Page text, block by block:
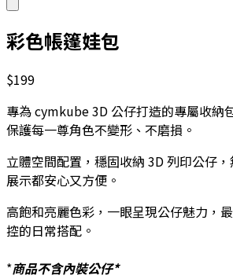
彩色帳篷娃包
$199
專為 cymkube 3D 公仔打造的專屬收納
保護每一尊角色不變形、不磨損。
立體空間配置，穩固收納 3D 列印公仔
展示都安心又方便。
高飽和亮麗色彩，一眼呈現公仔魅力，
控的日常搭配。
*商品不含內裝公仔*